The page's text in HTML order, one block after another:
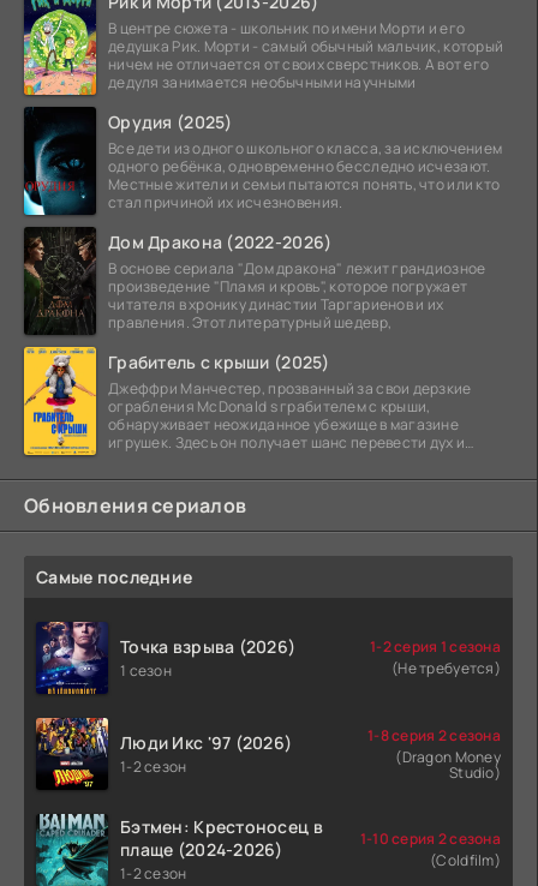
В центре сюжета - школьник по имени Морти и его
дедушка Рик. Морти - самый обычный мальчик, который
ничем не отличается от своих сверстников. А вот его
дедуля занимается необычными научными
Орудия (2025)
Все дети из одного школьного класса, за исключением
одного ребёнка, одновременно бесследно исчезают.
Местные жители и семьи пытаются понять, что или кто
стал причиной их исчезновения.
Дом Дракона (2022-2026)
В основе сериала "Дом дракона" лежит грандиозное
произведение "Пламя и кровь", которое погружает
читателя в хронику династии Таргариенов и их
правления. Этот литературный шедевр,
Грабитель с крыши (2025)
Джеффри Манчестер, прозванный за свои дерзкие
ограбления McDonald s грабителем с крыши,
обнаруживает неожиданное убежище в магазине
игрушек. Здесь он получает шанс перевести дух и
Обновления сериалов
Самые последние
Точка взрыва (2026)
1 сезон
1-2 серия 1 сезона
(Не требуется)
Люди Икс '97 (2026)
1-2 сезон
1-8 серия 2 сезона
(Dragon Money
Studio)
Бэтмен: Крестоносец в
плаще (2024-2026)
1-2 сезон
1-10 серия 2 сезона
(Coldfilm)